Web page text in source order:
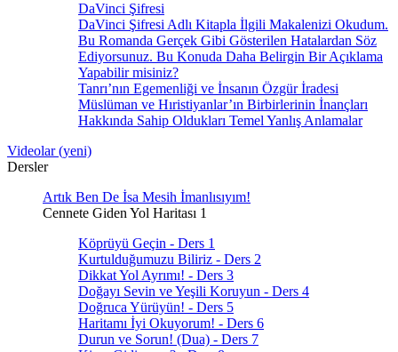
DaVinci Şifresi
DaVinci Şifresi Adlı Kitapla İlgili Makalenizi Okudum.
Bu Romanda Gerçek Gibi Gösterilen Hatalardan Söz
Ediyorsunuz. Bu Konuda Daha Belirgin Bir Açıklama
Yapabilir misiniz?
Tanrı’nın Egemenliği ve İnsanın Özgür İradesi
Müslüman ve Hıristiyanlar’ın Birbirlerinin İnançları
Hakkında Sahip Oldukları Temel Yanlış Anlamalar
Videolar (yeni)
Dersler
Artık Ben De İsa Mesih İmanlısıyım!
Cennete Giden Yol Haritası 1
Köprüyü Geçin - Ders 1
Kurtulduğumuzu Biliriz - Ders 2
Dikkat Yol Ayrımı! - Ders 3
Doğayı Sevin ve Yeşili Koruyun - Ders 4
Doğruca Yürüyün! - Ders 5
Haritamı İyi Okuyorum! - Ders 6
Durun ve Sorun! (Dua) - Ders 7